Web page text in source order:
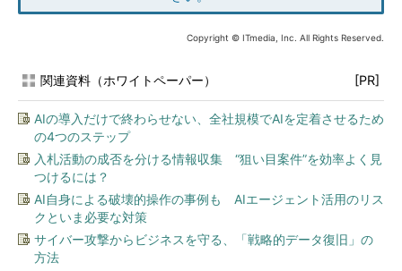
Copyright © ITmedia, Inc. All Rights Reserved.
関連資料（ホワイトペーパー） [PR]
AIの導入だけで終わらせない、全社規模でAIを定着させるため
の4つのステップ
入札活動の成否を分ける情報収集 “狙い目案件”を効率よく見
つけるには？
AI自身による破壊的操作の事例も AIエージェント活用のリス
クといま必要な対策
サイバー攻撃からビジネスを守る、「戦略的データ復旧」の
方法